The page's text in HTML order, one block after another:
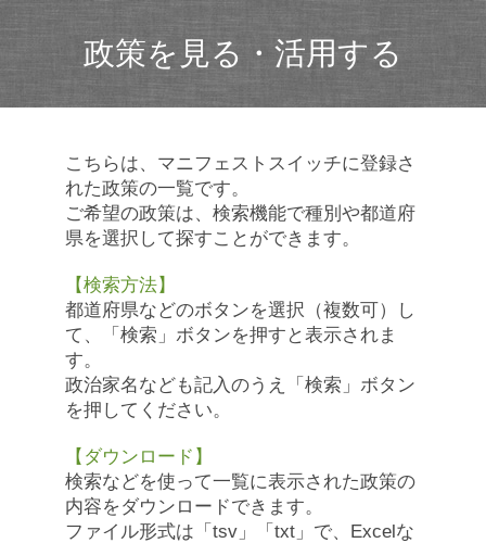
政策を見る・活用する
こちらは、マニフェストスイッチに登録さ
れた政策の一覧です。
ご希望の政策は、検索機能で種別や都道府
県を選択して探すことができます。
【検索方法】
都道府県などのボタンを選択（複数可）し
て、「検索」ボタンを押すと表示されま
す。
政治家名なども記入のうえ「検索」ボタン
を押してください。
【ダウンロード】
検索などを使って一覧に表示された政策の
内容をダウンロードできます。
ファイル形式は「tsv」「txt」で、Excelな